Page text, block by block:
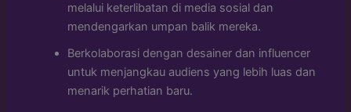
melalui keterlibatan di media sosial dan
mendengarkan umpan balik mereka.
Berkolaborasi dengan desainer dan influencer
untuk menjangkau audiens yang lebih luas dan
menarik perhatian baru.